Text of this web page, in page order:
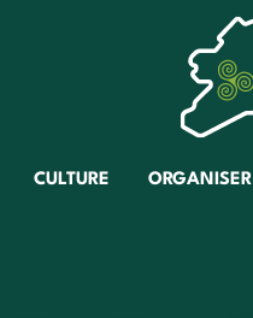
CULTURE ORGANISER